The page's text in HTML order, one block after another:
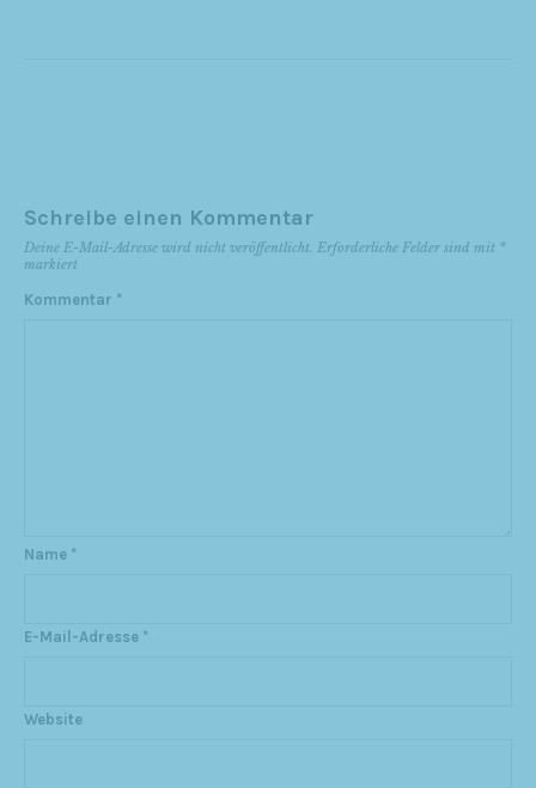
Schreibe einen Kommentar
Deine E-Mail-Adresse wird nicht veröffentlicht. Erforderliche Felder sind mit *
markiert
Kommentar *
Name *
E-Mail-Adresse *
Website